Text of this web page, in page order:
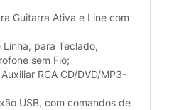
Guitarra Ativa e Line com
para Teclado,
sem Fio;
RCA CD/DVD/MP3-
USB, com comandos de